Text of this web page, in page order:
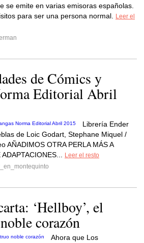
se emite en varias emisoras españolas.
para ser una persona normal.
Leer el
de Cómics y
Editorial Abril
Librería Ender
de Loic Godart, Stephane Miquel /
AÑADIMOS OTRA PERLA MÁS A
Leer el resto
‘Hellboy’, el
corazón
Ahora que Los